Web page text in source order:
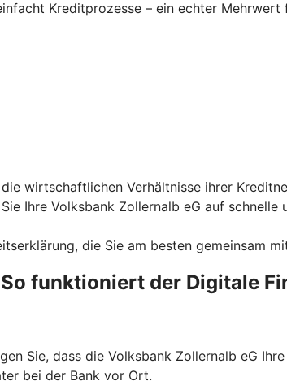
Kreditprozesse – ein echter Mehrwert
wirtschaftlichen Verhältnisse ihrer
Ihre Volksbank Zollernalb eG auf
die Sie am besten gemeinsam
So funktioniert der Digitale
Sie, dass die Volksbank Zollernalb eG
bei der Bank vor Ort.